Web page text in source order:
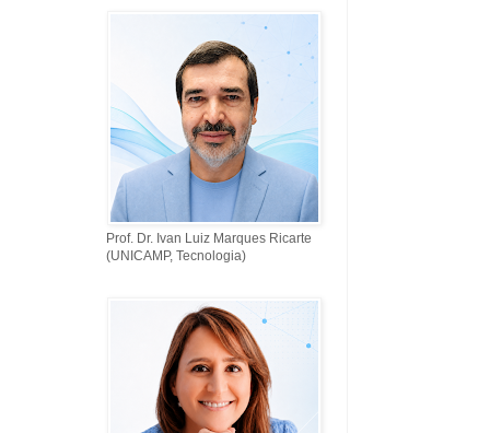
Prof. Dr. Ivan Luiz Marques Ricarte
(UNICAMP, Tecnologia)